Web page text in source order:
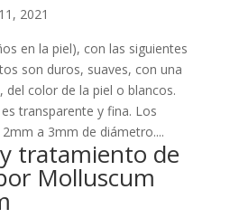
2021
en la piel), con las siguientes
son duros, suaves, con una
color de la piel o blancos.
transparente y fina. Los
a 3mm de diámetro....
tratamiento de
Molluscum